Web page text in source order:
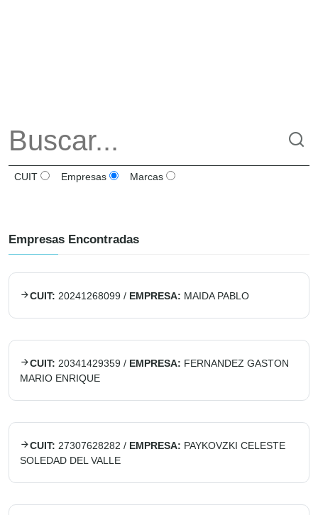
CUIT Empresas Marcas
Empresas Encontradas
CUIT: 20241268099 / EMPRESA: MAIDA PABLO
CUIT: 20341429359 / EMPRESA: FERNANDEZ GASTON
MARIO ENRIQUE
CUIT: 27307628282 / EMPRESA: PAYKOVZKI CELESTE
SOLEDAD DEL VALLE